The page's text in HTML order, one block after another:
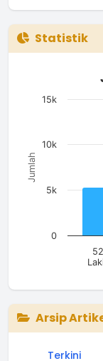
Statistik
Jumlah
Bar chart with 3
The chart has 1
Jumlah
0
5k
10k
15k
Arsip
Terkini